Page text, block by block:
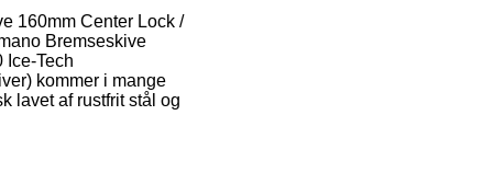
160mm Center Lock /
Bremseskive
Ice-Tech
kommer i mange
lavet af rustfrit stål og